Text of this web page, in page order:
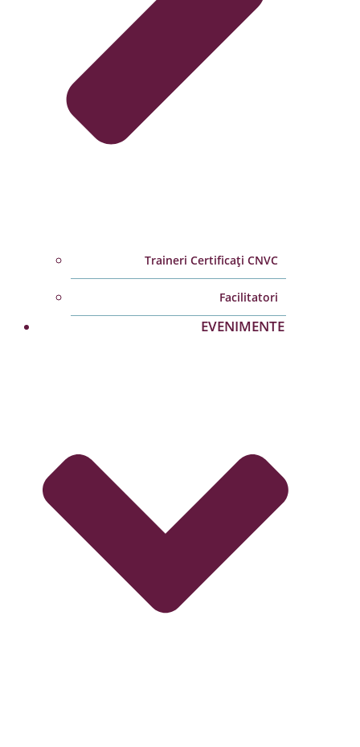
Traineri Certificați CNVC
Facilitatori
EVENIMENTE